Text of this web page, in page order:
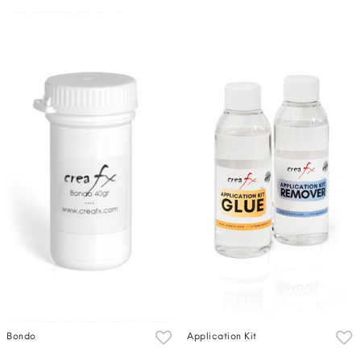
Bondo Application Kit